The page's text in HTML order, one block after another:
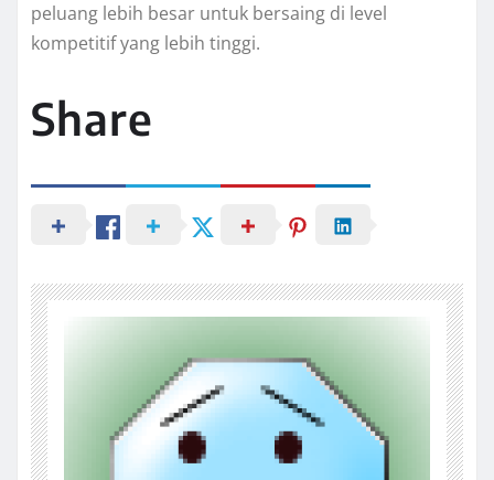
peluang lebih besar untuk bersaing di level
kompetitif yang lebih tinggi.
Share